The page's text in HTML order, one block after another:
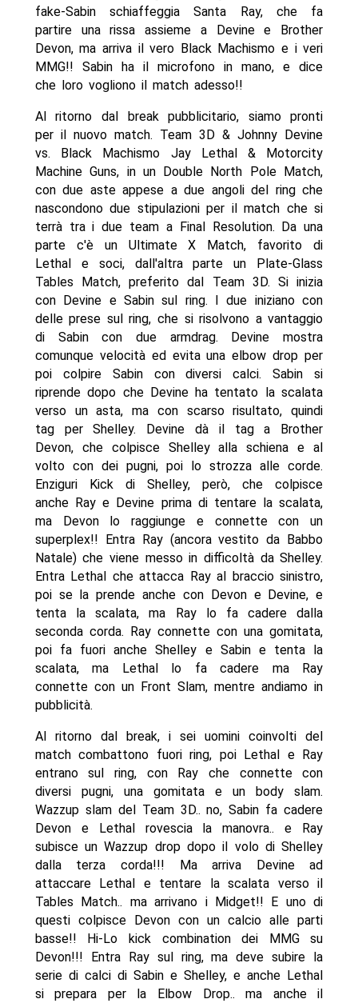
fake-Sabin schiaffeggia Santa Ray, che fa
partire una rissa assieme a Devine e Brother
Devon, ma arriva il vero Black Machismo e i veri
MMG!! Sabin ha il microfono in mano, e dice
che loro vogliono il match adesso!!
Al ritorno dal break pubblicitario, siamo pronti
per il nuovo match. Team 3D & Johnny Devine
vs. Black Machismo Jay Lethal & Motorcity
Machine Guns, in un Double North Pole Match,
con due aste appese a due angoli del ring che
nascondono due stipulazioni per il match che si
terrà tra i due team a Final Resolution. Da una
parte c'è un Ultimate X Match, favorito di
Lethal e soci, dall'altra parte un Plate-Glass
Tables Match, preferito dal Team 3D. Si inizia
con Devine e Sabin sul ring. I due iniziano con
delle prese sul ring, che si risolvono a vantaggio
di Sabin con due armdrag. Devine mostra
comunque velocità ed evita una elbow drop per
poi colpire Sabin con diversi calci. Sabin si
riprende dopo che Devine ha tentato la scalata
verso un asta, ma con scarso risultato, quindi
tag per Shelley. Devine dà il tag a Brother
Devon, che colpisce Shelley alla schiena e al
volto con dei pugni, poi lo strozza alle corde.
Enziguri Kick di Shelley, però, che colpisce
anche Ray e Devine prima di tentare la scalata,
ma Devon lo raggiunge e connette con un
superplex!! Entra Ray (ancora vestito da Babbo
Natale) che viene messo in difficoltà da Shelley.
Entra Lethal che attacca Ray al braccio sinistro,
poi se la prende anche con Devon e Devine, e
tenta la scalata, ma Ray lo fa cadere dalla
seconda corda. Ray connette con una gomitata,
poi fa fuori anche Shelley e Sabin e tenta la
scalata, ma Lethal lo fa cadere ma Ray
connette con un Front Slam, mentre andiamo in
pubblicità.
Al ritorno dal break, i sei uomini coinvolti del
match combattono fuori ring, poi Lethal e Ray
entrano sul ring, con Ray che connette con
diversi pugni, una gomitata e un body slam.
Wazzup slam del Team 3D.. no, Sabin fa cadere
Devon e Lethal rovescia la manovra.. e Ray
subisce un Wazzup drop dopo il volo di Shelley
dalla terza corda!!! Ma arriva Devine ad
attaccare Lethal e tentare la scalata verso il
Tables Match.. ma arrivano i Midget!! E uno di
questi colpisce Devon con un calcio alle parti
basse!! Hi-Lo kick combination dei MMG su
Devon!!! Entra Ray sul ring, ma deve subire la
serie di calci di Sabin e Shelley, e anche Lethal
si prepara per la Elbow Drop.. ma anche il